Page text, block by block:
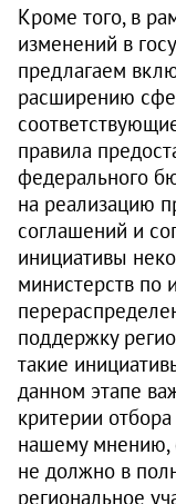
Кроме того, в
изменений в
предлагаем
расширению
правила
федерального
на реализацию
соглашений и
инициативы
министерств
поддержку
такие
данном этапе
критерии
нашему мнению,
не должно в
региональное